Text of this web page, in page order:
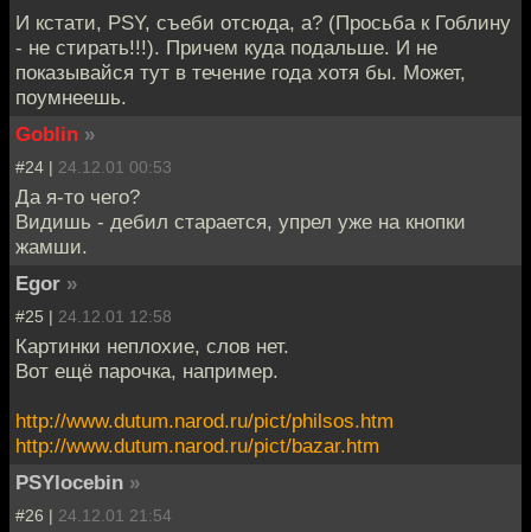
И кстати, PSY, съеби отсюда, а? (Просьба к Гоблину
- не стирать!!!). Причем куда подальше. И не
показывайся тут в течение года хотя бы. Может,
поумнеешь.
Goblin »
#24 | 24.12.01 00:53
Да я-то чего?
Видишь - дебил старается, упрел уже на кнопки
жамши.
Egor »
#25 | 24.12.01 12:58
Картинки неплохие, слов нет.
Вот ещё парочка, например.
http://www.dutum.narod.ru/pict/philsos.htm
http://www.dutum.narod.ru/pict/bazar.htm
PSYlocebin »
#26 | 24.12.01 21:54